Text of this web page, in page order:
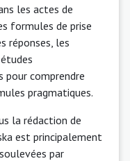
les actes de
formules de prise
réponses, les
pour comprendre
pragmatiques.
la rédaction de
est principalement
par